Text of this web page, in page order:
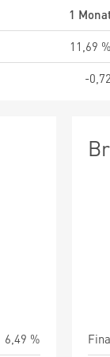
1
11,69
-
6,49 %